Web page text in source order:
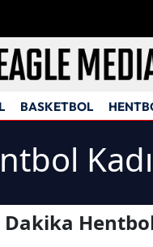
BASKETBOL
Dakika